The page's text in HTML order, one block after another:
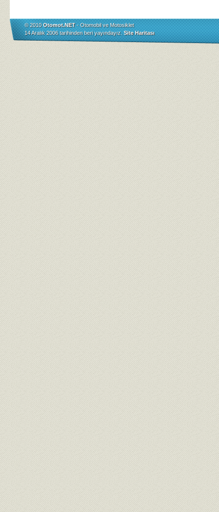
© 2010Otomot.NET- Otomobil ve Motosiklet
14 Aralık 2006 tarihinden beri yayındayız. Site Haritası